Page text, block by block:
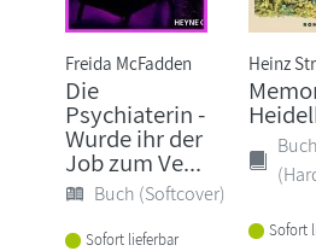
Freida McFadden
Die
Psychiaterin -
Wurde ihr der
Job zum Ve...
Buch (Softcover)
Sofort lieferbar
Heinz
Buch
Sofort